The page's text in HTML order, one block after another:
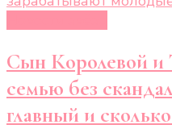
Сын Королевой и
семью без
главный и